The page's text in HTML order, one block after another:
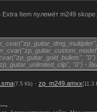
Item пулемёт m249 skope.
"0") -
(7.5 Kb) · zp_m249.amxx(11.3